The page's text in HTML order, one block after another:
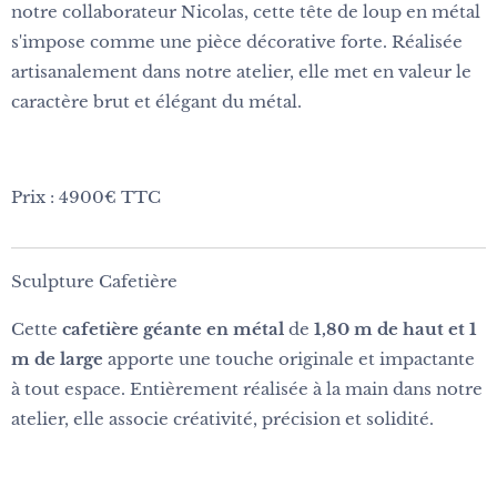
notre collaborateur Nicolas, cette tête de loup en métal
s'impose comme une pièce décorative forte. Réalisée
artisanalement dans notre atelier, elle met en valeur le
caractère brut et élégant du métal.
Prix : 4900€ TTC
Sculpture Cafetière
Cette cafetière géante en métal de 1,80 m de haut et 1
m de large apporte une touche originale et impactante
à tout espace. Entièrement réalisée à la main dans notre
atelier, elle associe créativité, précision et solidité.